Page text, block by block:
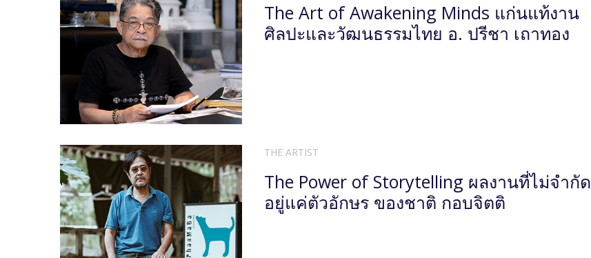
The Art of Awakening Minds แก่นแท้งาน
ศิลปะและวัฒนธรรมไทย อ. ปรีชา เถาทอง
THE ARTIST
The Power of Storytelling ผลงานที่ไม่จำกัด
อยู่แค่ตัวอักษร ของชาติ กอบจิตติ